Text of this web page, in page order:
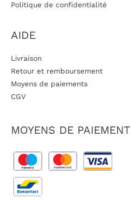
Politique de confidentialité
AIDE
Livraison
Retour et remboursement
Moyens de paiements
CGV
MOYENS DE PAIEMENT